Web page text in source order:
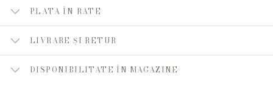
PLATA ÎN RATE
LIVRARE ȘI RETUR
DISPONIBILITATE ÎN MAGAZINE